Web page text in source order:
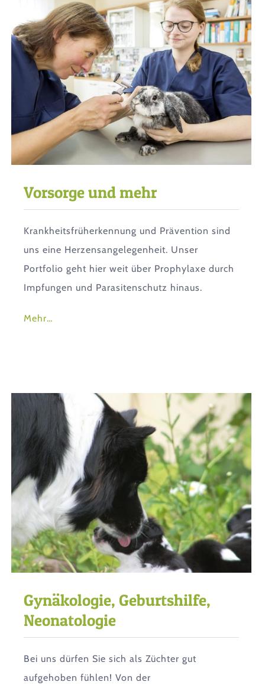
Vorsorge und mehr
Krankheitsfrüherkennung und Prävention sind
uns eine Herzensangelegenheit. Unser
Portfolio geht hier weit über Prophylaxe durch
Impfungen und Parasitenschutz hinaus.
Mehr…
Gynäkologie, Geburtshilfe,
Neonatologie
Bei uns dürfen Sie sich als Züchter gut
aufgehoben fühlen! Von der